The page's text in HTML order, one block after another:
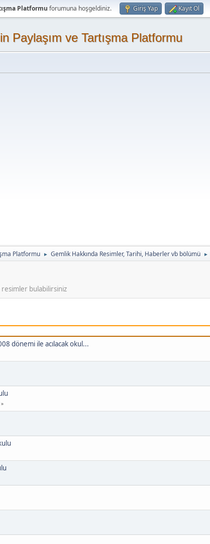
Platformu forumuna hoşgeldiniz. Giriş Yap Kayıt Ol
Paylaşım ve Tartışma Platformu
Platformu ► Gemlik Hakkında Resimler, Tarihi, Haberler vb bölümü ►
resimler bulabilirsiniz
dönemi ile acılacak okul...